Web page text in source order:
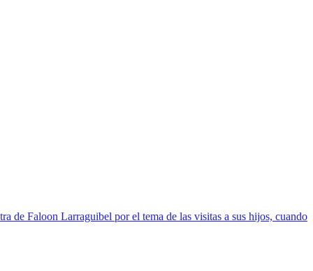
de Faloon Larraguibel por el tema de las visitas a sus hijos, cuando